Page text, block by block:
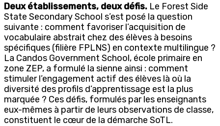
Deux établissements, deux défis. Le Forest Side
State Secondary School s’est posé la question
suivante : comment favoriser l’acquisition de
vocabulaire abstrait chez des élèves à besoins
spécifiques (filière FPLNS) en contexte multilingue ?
La Candos Government School, école primaire en
zone ZEP, a formulé la sienne ainsi : comment
stimuler l’engagement actif des élèves là où la
diversité des profils d’apprentissage est la plus
marquée ? Ces défis, formulés par les enseignants
eux-mêmes à partir de leurs observations de classe,
constituent le cœur de la démarche SoTL.